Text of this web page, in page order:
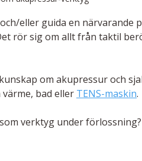
eller guida en
rör sig om allt från taktil
om akupressur och
bad eller TENS-maskin.
verktyg under